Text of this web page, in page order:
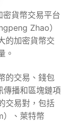
貨幣交易平台
Zhao）
的加密貨幣交
。
的交易、錢包
傳播和區塊鏈項
交易對，包括
）、萊特幣